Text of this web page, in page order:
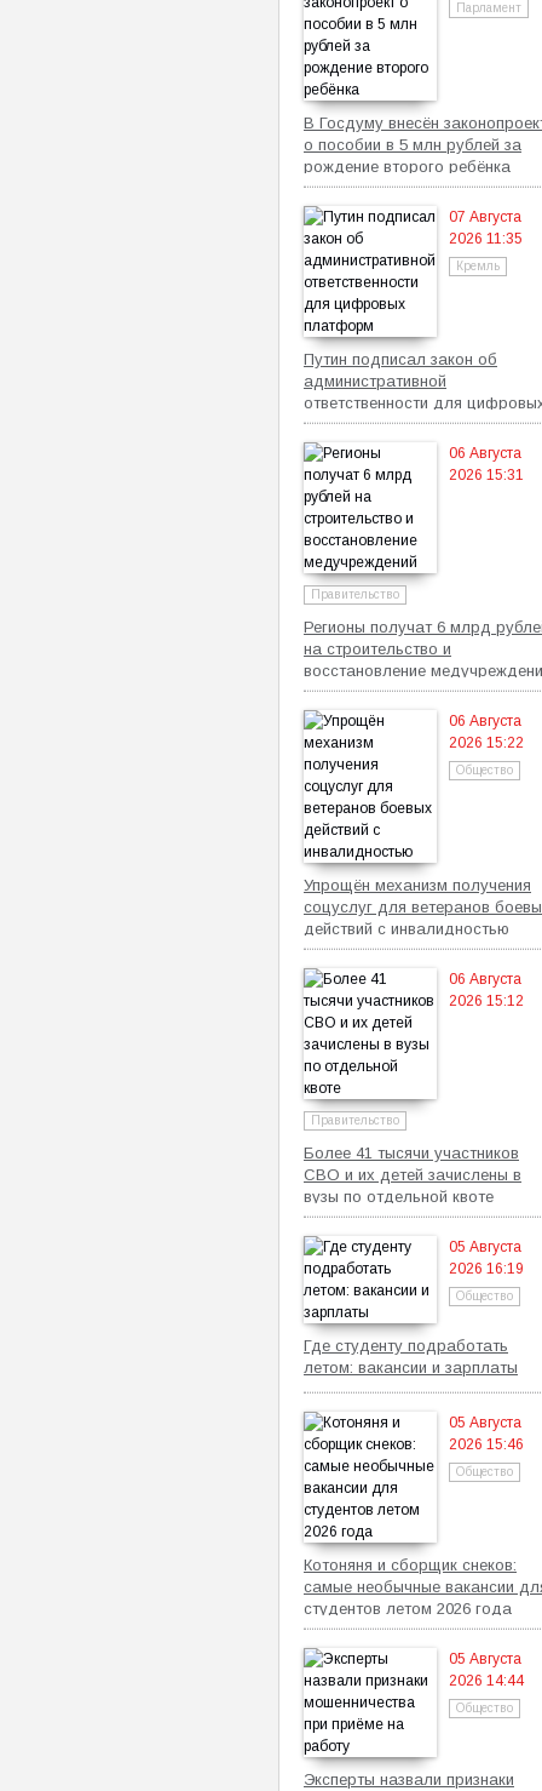
Парламент
В Госдуму внесён
о пособии в 5 млн рублей за
рождение второго ребёнка
07 Августа
2026 11:35
Кремль
Путин подписал закон об
административной
ответственности для
платформ
06 Августа
2026 15:31
Правительство
Регионы получат 6 млрд
на строительство и
восстановление
06 Августа
2026 15:22
Общество
Упрощён механизм получения
соцуслуг для ветеранов
действий с инвалидностью
06 Августа
2026 15:12
Правительство
Более 41 тысячи участников
СВО и их детей зачислены в
вузы по отдельной квоте
05 Августа
2026 16:19
Общество
Где студенту подработать
летом: вакансии и зарплаты
05 Августа
2026 15:46
Общество
Котоняня и сборщик снеков:
самые необычные вакансии
студентов летом 2026 года
05 Августа
2026 14:44
Общество
Эксперты назвали признаки